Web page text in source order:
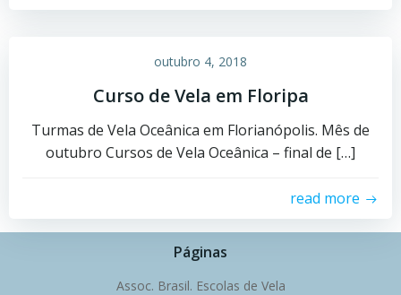
outubro 4, 2018
Curso de Vela em Floripa
Turmas de Vela Oceânica em Florianópolis. Mês de
outubro Cursos de Vela Oceânica – final de […]
read more
Páginas
Assoc. Brasil. Escolas de Vela